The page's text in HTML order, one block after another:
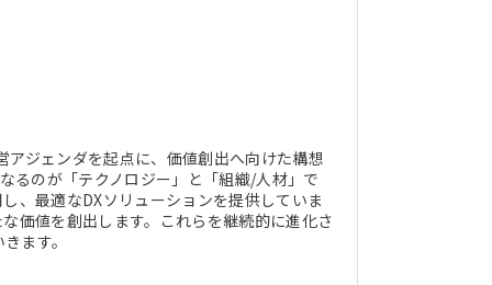
ジェンダを起点に、価値創出へ向けた構想
るのが「テクノロジー」と「組織/人材」で
、最適なDXソリューションを提供していま
価値を創出します。これらを継続的に進化さ
ます。